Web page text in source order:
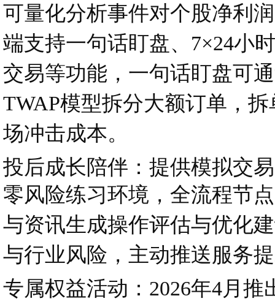
可量化分析事件对个股净利
端支持一句话盯盘、7×24小
交易等功能，一句话盯盘可
TWAP模型拆分大额订单，
场冲击成本。
投后成长陪伴：提供模拟交
零风险练习环境，全流程节
与资讯生成操作评估与优化
与行业风险，主动推送服务
专属权益活动：2026年4月推